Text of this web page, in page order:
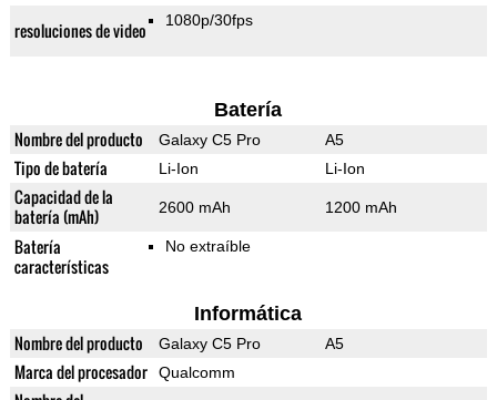
resoluciones de video 1080p/30fps
Batería
Nombre del producto Galaxy C5 Pro A5
Tipo de batería Li-Ion Li-Ion
Capacidad de la
batería (mAh)
2600 mAh 1200 mAh
Batería
características
No extraíble
Informática
Nombre del producto Galaxy C5 Pro A5
Marca del procesador Qualcomm